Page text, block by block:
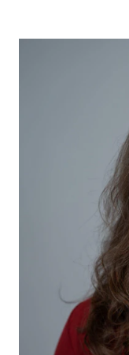
FORSKNING
Om FoU på NMH
Livet rundt FoU
For ph.d.-
For ph.d.-
Forskningsetikk
KONSERTER